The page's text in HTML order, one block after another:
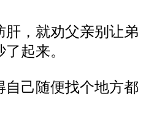
肝，就劝父亲别让弟
了起来。
自己随便找个地方都